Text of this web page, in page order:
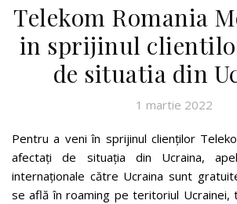
Telekom Romania
in sprijinul
de situatia din
1 martie 2022
Pentru a veni în sprijinul clienților
afectați de situația din Ucraina,
internaționale către Ucraina sunt
se află în roaming pe teritoriul Ucrainei,